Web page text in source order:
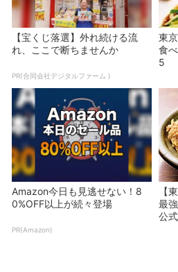
【宝くじ落選】外れ続ける流
れ、ここで断ちませんか
PR(合同会社デジタルファーム )
東
食
5
Amazon今日も見逃せない！8
0%OFF以上が続々登場
PR(Amazon)
【
最
公